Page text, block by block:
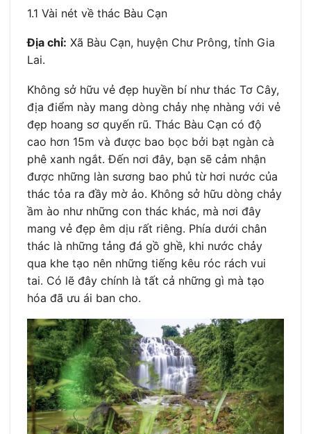
1.1 Vài nét về thác Bàu Cạn
Địa chỉ: Xã Bàu Cạn, huyện Chư Prông, tỉnh Gia
Lai.
Không sở hữu vẻ đẹp huyền bí như thác Tơ Cây,
địa điểm này mang dòng chảy nhẹ nhàng với vẻ
đẹp hoang sơ quyến rũ. Thác Bàu Cạn có độ
cao hơn 15m và được bao bọc bởi bạt ngàn cà
phê xanh ngắt. Đến nơi đây, bạn sẽ cảm nhận
được những làn sương bao phủ từ hơi nước của
thác tỏa ra đầy mờ ảo. Không sở hữu dòng chảy
ầm ào như những con thác khác, mà nơi đây
mang vẻ đẹp êm dịu rất riêng. Phía dưới chân
thác là những tảng đá gồ ghề, khi nước chảy
qua khe tạo nên những tiếng kêu róc rách vui
tai. Có lẽ đây chính là tất cả những gì mà tạo
hóa đã ưu ái ban cho.